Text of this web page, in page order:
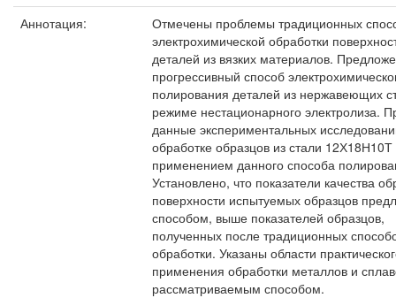
Аннотация:
Отмечены проблемы традиционных
электрохимической обработки
деталей из вязких материалов.
прогрессивный способ
полирования деталей из нержавеющих
режиме нестационарного электролиза.
данные экспериментальных
обработке образцов из стали 12Х18Н10Т
применением данного способа
Установлено, что показатели качества
поверхности испытуемых образцов
способом, выше показателей образцов,
полученных после традиционных
обработки. Указаны области
применения обработки металлов и
рассматриваемым способом.